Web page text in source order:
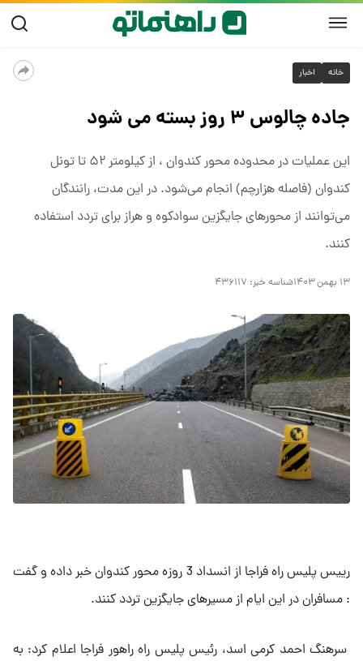
خانه اخبار
جاده چالوس ۳ روز بسته می شود
این عملیات در محدوده محور کندوان ، از کیلومتر ۵۲ تا تونل
کندوان (فاصله هزارچم) انجام می‌شود. در این مدت، رانندگان
می‌توانند از محورهای جایگزین سوادکوه و هراز برای تردد استفاده
کنند.
۱۳ بهمن ۱۴۰۳ شناسه خبر: ۴۳۶۱۱۷
رییس پلیس راه فراجا از انسداد 3 روزه محور کندوان خبر داده و گفت
: مسافران در این ایام از مسیرهای جایگزین تردد کنند.
سرهنگ احمد کرمی اسد، رئیس پلیس راه راهور فراجا اعلام کرد: به